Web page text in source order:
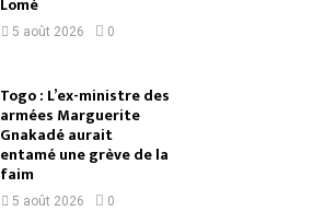
5 août 2026 0
Togo : L’ex-ministre des
armées Marguerite
Gnakadé aurait
entamé une grève de la
faim
5 août 2026 0